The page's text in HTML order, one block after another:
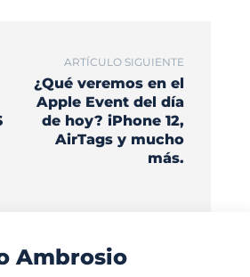
ARTÍCULO SIGUIENTE
¿Qué veremos en el
Apple Event del día
de hoy? iPhone 12,
AirTags y mucho
más.
Ambrosio